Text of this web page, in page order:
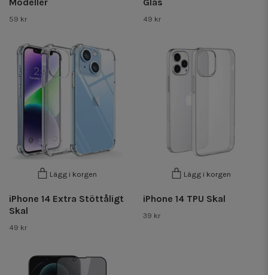
59 kr 49 kr
Lägg i korgen
iPhone 14 Extra Stöttåligt
Skal
49 kr
Lägg i korgen
iPhone 14 TPU Skal
39 kr